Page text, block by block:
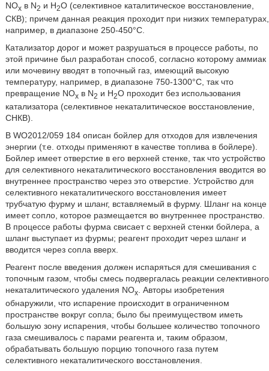
NOxв N2 и Н2О (селективное каталитическое восстановление,
СКВ); причем данная реакция проходит при низких температурах,
например, в диапазоне 250-450°С.
Катализатор дорог и может разрушаться в процессе работы, по
этой причине был разработан способ, согласно которому аммиак
или мочевину вводят в топочный газ, имеющий высокую
температуру, например, в диапазоне 750-1300°С, так что
превращение NOxв N2 и Н2О проходит без использования
катализатора (селективное некаталитическое восстановление,
СНКВ).
В WO2012/059 184 описан бойлер для отходов для извлечения
энергии (т.е. отходы применяют в качестве топлива в бойлере).
Бойлер имеет отверстие в его верхней стенке, так что устройство
для селективного некаталитического восстановления вводится во
внутреннее пространство через это отверстие. Устройство для
селективного некаталитического восстановления имеет
трубчатую фурму и шланг, вставляемый в фурму. Шланг на конце
имеет сопло, которое размещается во внутреннее пространство.
В процессе работы фурма свисает с верхней стенки бойлера, а
шланг выступает из фурмы; реагент проходит через шланг и
вводится через сопла вверх.
Реагент после введения должен испаряться для смешивания с
топочным газом, чтобы смесь подвергалась реакции селективного
некаталитического удаления NOx. Авторы изобретения
обнаружили, что испарение происходит в ограниченном
пространстве вокруг сопла; было бы преимуществом иметь
большую зону испарения, чтобы большее количество топочного
газа смешивалось с парами реагента и, таким образом,
обрабатывать большую порцию топочного газа путем
селективного некаталитического восстановления.